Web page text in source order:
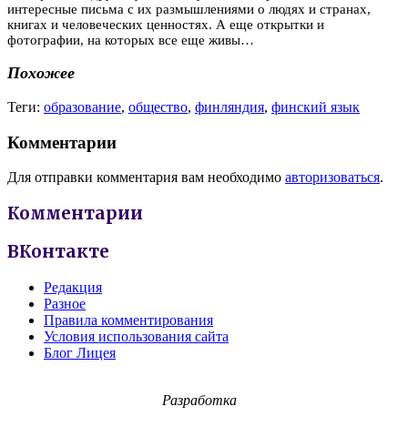
интересные письма с их размышлениями о людях и странах,
книгах и человеческих ценностях. А еще открытки и
фотографии, на которых все еще живы…
Похожее
Теги: образование, общество, финляндия, финский язык
Комментарии
Для отправки комментария вам необходимо авторизоваться.
Комментарии
ВКонтакте
Редакция
Разное
Правила комментирования
Условия использования сайта
Блог Лицея
Разработка